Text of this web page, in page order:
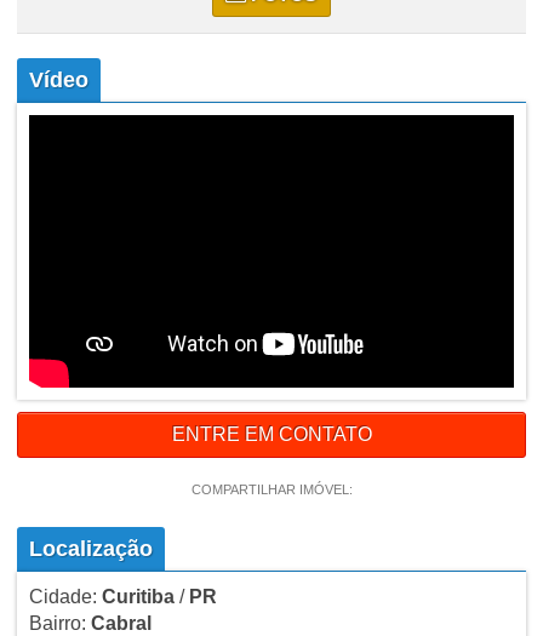
Vídeo
ENTRE EM CONTATO
COMPARTILHAR IMÓVEL:
Localização
Cidade: Curitiba/ PR
Bairro: Cabral